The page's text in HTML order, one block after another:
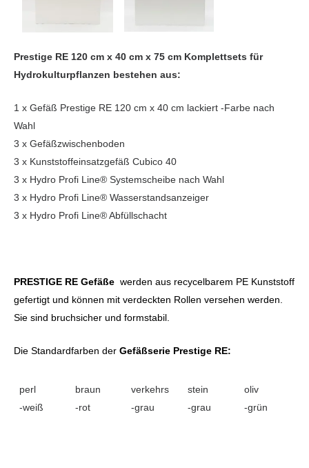
Prestige RE 120 cm x 40 cm x 75 cm Komplettsets für
Hydrokulturpflanzen bestehen aus:
1 x Gefäß Prestige RE 120 cm x 40 cm lackiert -Farbe nach
Wahl
3 x Gefäßzwischenboden
3 x Kunststoffeinsatzgefäß Cubico 40
3 x Hydro Profi Line® Systemscheibe nach Wahl
3 x Hydro Profi Line® Wasserstandsanzeiger
3 x Hydro Profi Line® Abfüllschacht
PRESTIGE RE Gefäße werden aus recycelbarem PE Kunststoff
gefertigt und können mit verdeckten Rollen versehen werden.
Sie sind bruchsicher und formstabil.
Die Standardfarben der Gefäßserie Prestige RE:
perl
-weiß
braun
-rot
verkehrs
-grau
stein
-grau
oliv
-grün